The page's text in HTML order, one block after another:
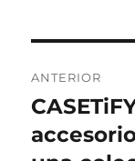
de
entradas
ANTERIOR
Entrada
anterior: